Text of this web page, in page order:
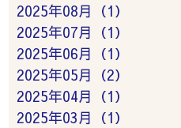
2025年08月（1）
2025年07月（1）
2025年06月（1）
2025年05月（2）
2025年04月（1）
2025年03月（1）